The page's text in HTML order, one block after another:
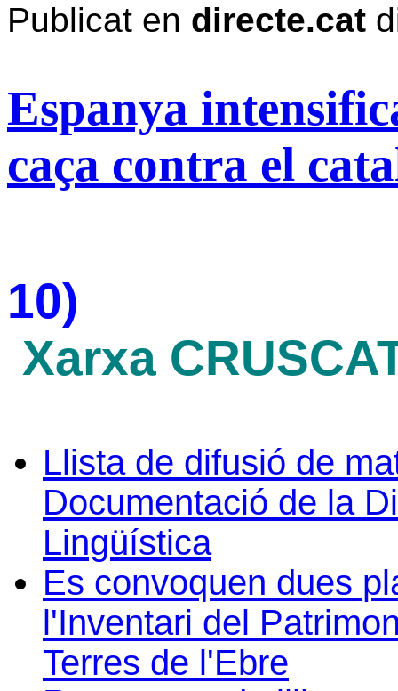
Publicat en directe.cat
Espanya
caça contra el
10)
Xarxa
Llista de difusió de
Documentació de la
Lingüística
Es convoquen dues
l'Inventari del
Terres de l'Ebre